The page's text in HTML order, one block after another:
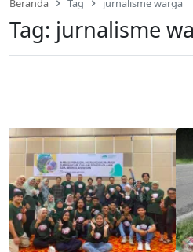
Beranda Tag jurnalisme warga
Tag: jurnalisme